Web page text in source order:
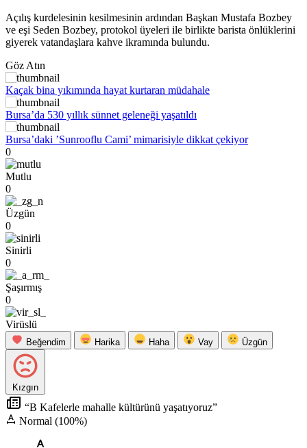
Açılış kurdelesinin kesilmesinin ardından Başkan Mustafa Bozbey
ve eşi Seden Bozbey, protokol üyeleri ile birlikte barista önlüklerini
giyerek vatandaşlara kahve ikramında bulundu.
Göz Atın
Kaçak bina yıkımında hayat kurtaran müdahale
Bursa’da 530 yıllık sünnet geleneği yaşatıldı
Bursa’daki ’Sunrooflu Cami’ mimarisiyle dikkat çekiyor
0
Mutlu
0
Üzgün
0
Sinirli
0
Şaşırmış
0
Virüslü
Beğendim Harika Haha Vay Üzgün
Kızgın
“B Kafelerle mahalle kültürünü yaşatıyoruz”
Normal (100%)